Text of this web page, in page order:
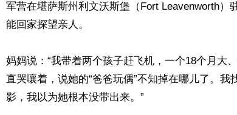
军营在堪萨斯州利文沃斯堡（Fort Leavenworth）
能回家探望亲人。
妈妈说：“我带着两个孩子赶飞机，一个18个月大
直哭嚷着，说她的“爸爸玩偶”不知掉在哪儿了。
影，我以为她根本没带出来。”